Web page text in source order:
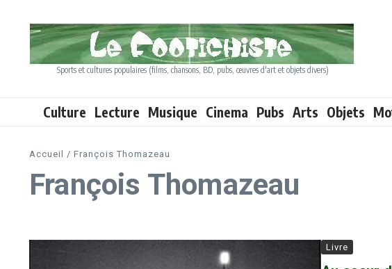
Sports et cultures populaires (films, chansons, BD, pubs, œuvres d'art et objets divers)
Culture Lecture Musique Cinema Pubs Arts Objets
Accueil / François Thomazeau
François Thomazeau
Livre